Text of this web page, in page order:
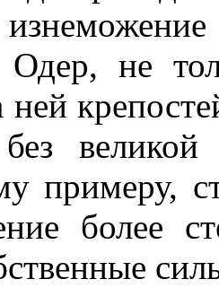
Одер, не
великой
примеру,
более